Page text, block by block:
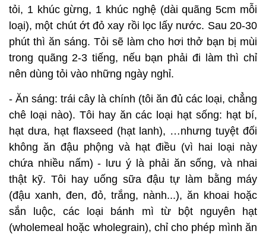
tỏi, 1 khúc gừng, 1 khúc nghệ (dài quãng 5cm mỗi
loại), một chút ớt đỏ xay rồi lọc lấy nước. Sau 20-30
phút thì ăn sáng. Tỏi sẽ làm cho hơi thở bạn bị mùi
trong quãng 2-3 tiếng, nếu bạn phải đi làm thì chỉ
nên dùng tỏi vào những ngày nghỉ.
- Ăn sáng: trái cây là chính (tôi ăn đủ các loại, chẳng
chê loại nào). Tôi hay ăn các loại hạt sống: hạt bí,
hạt dưa, hạt flaxseed (hạt lanh), …nhưng tuyệt đối
không ăn đậu phộng và hạt điều (vì hai loại này
chứa nhiều nấm) - lưu ý là phải ăn sống, và nhai
thật kỹ. Tôi hay uống sữa đậu tự làm bằng máy
(đậu xanh, đen, đỏ, trắng, nành...), ăn khoai hoặc
sắn luộc, các loại bánh mì từ bột nguyên hạt
(wholemeal hoặc wholegrain), chỉ cho phép mình ăn